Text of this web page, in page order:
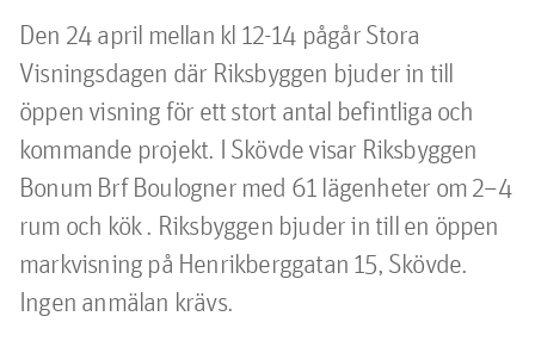
Den 24 april mellan kl 12-14 pågår Stora
Visningsdagen där Riksbyggen bjuder in till
öppen visning för ett stort antal befintliga och
kommande projekt. I Skövde visar Riksbyggen
Bonum Brf Boulogner med 61 lägenheter om 2–4
rum och kök . Riksbyggen bjuder in till en öppen
markvisning på Henrikberggatan 15, Skövde.